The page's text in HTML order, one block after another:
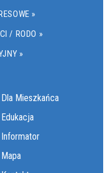
»
/ RODO »
»
Dla Mieszkańca
Edukacja
Informator
Mapa